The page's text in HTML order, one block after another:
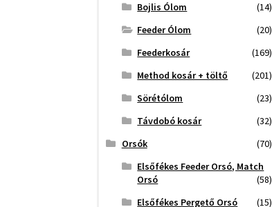
Bojlis Ólom
(14)
Feeder Ólom
(20)
Feederkosár
(169)
Method kosár + töltő
(201)
Sörétólom
(23)
Távdobó kosár
(32)
Orsók
(70)
Elsőfékes Feeder Orsó, Match
Orsó
(58)
Elsőfékes Pergető Orsó
(15)